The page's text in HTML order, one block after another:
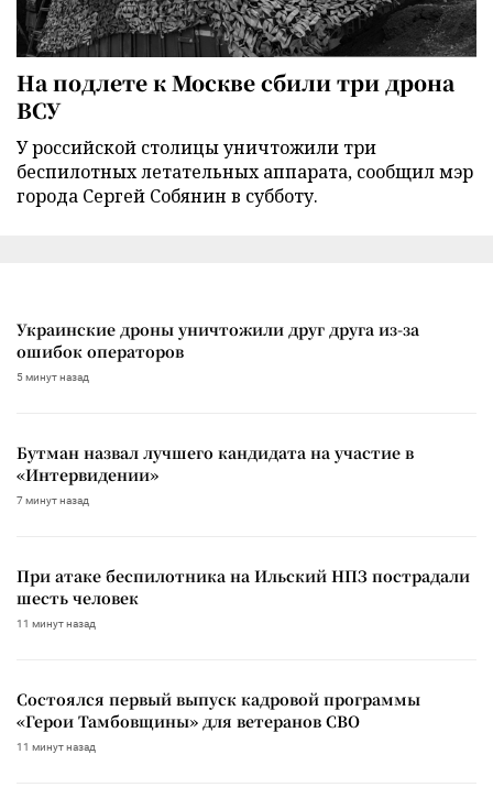
На подлете к Москве сбили три дрона
ВСУ
У российской столицы уничтожили три
беспилотных летательных аппарата, сообщил мэр
города Сергей Собянин в субботу.
Украинские дроны уничтожили друг друга из-за
ошибок операторов
5 минут назад
Бутман назвал лучшего кандидата на участие в
«Интервидении»
7 минут назад
При атаке беспилотника на Ильский НПЗ пострадали
шесть человек
11 минут назад
Состоялся первый выпуск кадровой программы
«Герои Тамбовщины» для ветеранов СВО
11 минут назад